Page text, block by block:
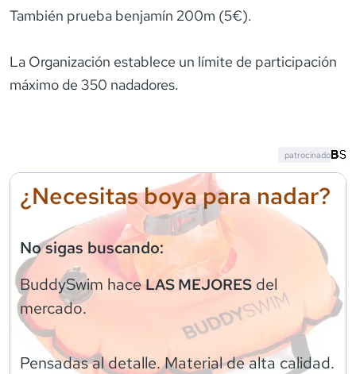
También prueba benjamín 200m (5€).
La Organización establece un límite de participación
máximo de 350 nadadores.
¿Necesitas boya para nadar?
No sigas buscando:
BuddySwim haceLAS MEJORES del
mercado.
Pensadas al detalle. Material de alta calidad.
patrocinado